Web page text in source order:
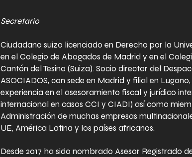
Secretario
Ciudadano suizo licenciado en Derecho por la
en el Colegio de Abogados de Madrid y en el
Cantón del Tesino (Suiza). Socio director del
ASOCIADOS, con sede en Madrid y filial en
experiencia en el asesoramiento fiscal y jurídico
internacional en casos CCI y CIADI) así como
Administración de muchas empresas
UE, América Latina y los países africanos.
Desde 2017 ha sido nombrado Asesor Registrado